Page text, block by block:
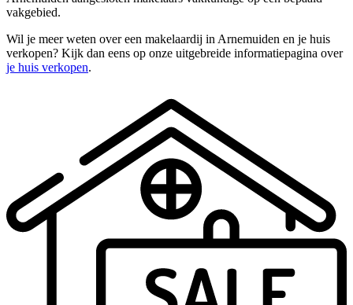
vakgebied.
Wil je meer weten over een makelaardij in Arnemuiden en je huis
verkopen? Kijk dan eens op onze uitgebreide informatiepagina over
je huis verkopen.